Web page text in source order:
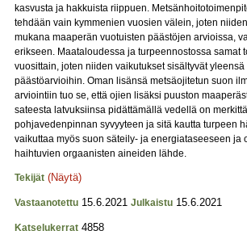
kasvusta ja hakkuista riippuen.
tehdään vain kymmenien vuosien välein, joten
mukana maaperän vuotuisten päästöjen arvioissa,
erikseen. Maataloudessa ja turpeennostossa samat
vuosittain, joten niiden vaikutukset sisältyvät yleensä
päästöarvioihin. Oman lisänsä metsäojitetun suon
arviointiin tuo se, että ojien lisäksi puuston
sateesta latvuksiinsa pidättämällä vedellä on
pohjavedenpinnan syvyyteen ja sitä kautta turpeen
vaikuttaa myös suon säteily- ja energiataseeseen ja
haihtuvien orgaanisten aineiden lähde.
Tekijät (Näytä)
Vastaanotettu 15.6.2021 Julkaistu 15.6.2021
Katselukerrat 4858